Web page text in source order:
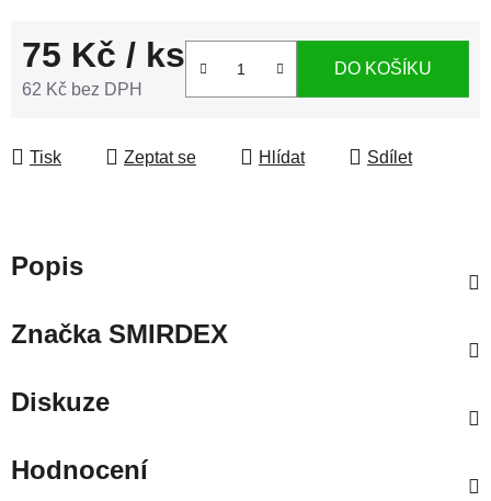
75 Kč / ks
62 Kč bez DPH
DO KOŠÍKU
Tisk Zeptat se Hlídat Sdílet
Popis
ZnačkaSMIRDEX
Diskuze
Hodnocení